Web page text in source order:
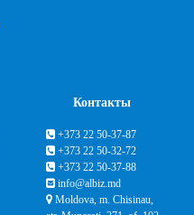
Контакты
+373 22 50-37-87
+373 22 50-32-72
+373 22 50-37-88
info@albiz.md
Moldova, m. Chisinau,